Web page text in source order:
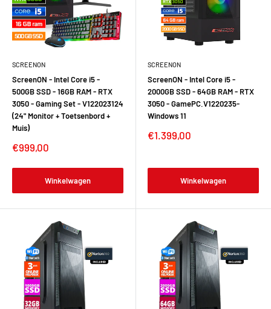
SCREENON
ScreenON - Intel Core i5 -
500GB SSD - 16GB RAM - RTX
3050 - Gaming Set - V122023124
(24" Monitor + Toetsenbord +
Muis)
€999,00
Winkelwagen
SCREENON
ScreenON - Intel Core i5 -
2000GB SSD - 64GB RAM - RTX
3050 - GamePC.V1220235-
Windows 11
€1.399,00
Winkelwagen